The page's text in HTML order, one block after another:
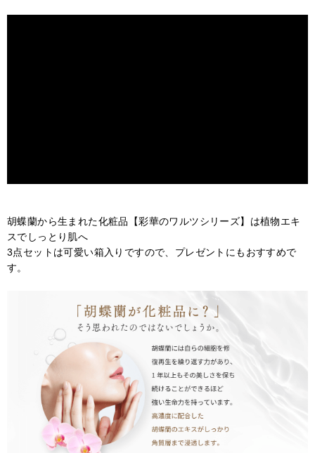
更になる場合もございます。予めご了承ください。
をご相談をさせて頂く場合もございますので予めご了承く
ご心配な方は事前にご相談ください。
TEL:048-685-2211(平日9-17時)
ご迷惑をお掛けいたしますが、宜しくお願いいたします。
胡蝶蘭から生まれた化粧品【彩華のワルツシリーズ】は植物エキ
スでしっとり肌へ
3点セットは可愛い箱入りですので、プレゼントにもおすすめで
す。